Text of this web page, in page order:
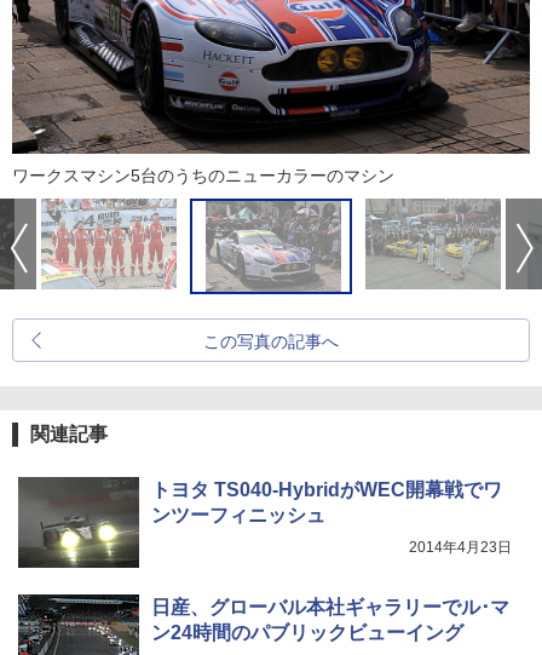
ワークスマシン5台のうちのニューカラーのマシン
この写真の記事へ
関連記事
トヨタ TS040-HybridがWEC開幕戦でワ
ンツーフィニッシュ
2014年4月23日
日産、グローバル本社ギャラリーでル･マ
ン24時間のパブリックビューイング